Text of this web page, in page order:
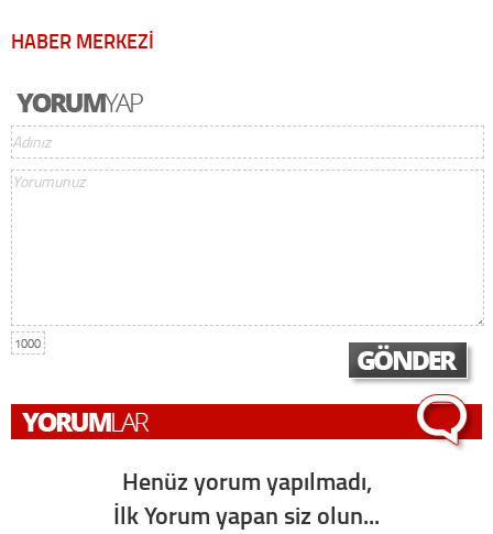
HABER MERKEZİ
1000
Henüz yorum yapılmadı,
İlk Yorum yapan siz olun...